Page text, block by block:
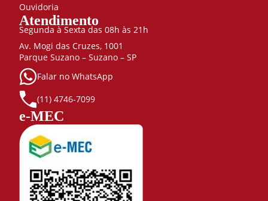
Ouvidoria
Atendimento
Segunda à Sexta das 08h às 21h
Av. Mogi das Cruzes, 1001
Parque Suzano – Suzano – SP
Falar no WhatsApp
(11) 4746-7099
e-MEC